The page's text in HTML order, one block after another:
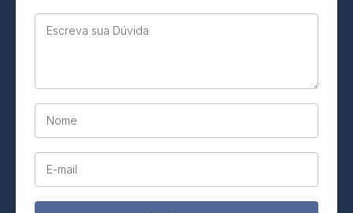
Escreva sua Dúvida
Nome
E-mail